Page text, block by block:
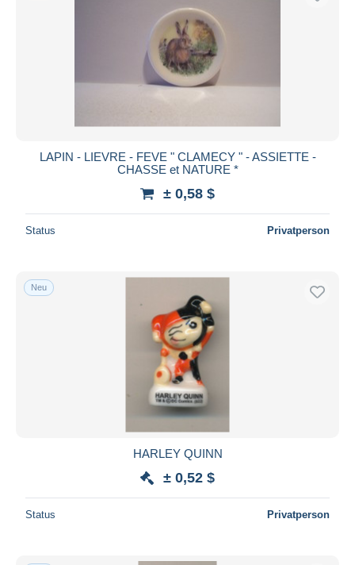
LAPIN - LIEVRE - FEVE " CLAMECY " - ASSIETTE -
CHASSE et NATURE *
± 0,58 $
Status Privatperson
Neu
HARLEY QUINN
± 0,52 $
Status Privatperson